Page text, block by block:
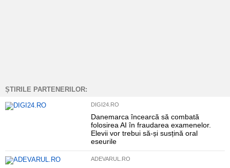
ȘTIRILE PARTENERILOR:
DIGI24.RO
Danemarca încearcă să combată
folosirea AI în fraudarea examenelor.
Elevii vor trebui să-și susțină oral
eseurile
ADEVARUL.RO